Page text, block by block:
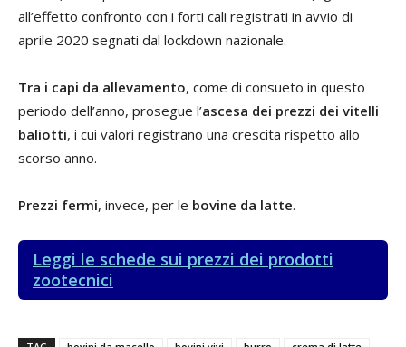
all’effetto confronto con i forti cali registrati in avvio di
aprile 2020 segnati dal lockdown nazionale.
Tra i capi da allevamento, come di consueto in questo
periodo dell’anno, prosegue l’ascesa dei prezzi dei vitelli
baliotti, i cui valori registrano una crescita rispetto allo
scorso anno.
Prezzi fermi, invece, per le bovine da latte.
Leggi le schede sui prezzi dei prodotti
zootecnici